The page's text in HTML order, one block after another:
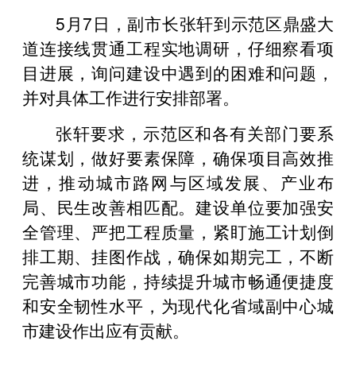
5月7日，副市长张轩到示范区鼎盛大
道连接线贯通工程实地调研，仔细察看项
目进展，询问建设中遇到的困难和问题，
并对具体工作进行安排部署。
张轩要求，示范区和各有关部门要系
统谋划，做好要素保障，确保项目高效推
进，推动城市路网与区域发展、产业布
局、民生改善相匹配。建设单位要加强安
全管理、严把工程质量，紧盯施工计划倒
排工期、挂图作战，确保如期完工，不断
完善城市功能，持续提升城市畅通便捷度
和安全韧性水平，为现代化省域副中心城
市建设作出应有贡献。